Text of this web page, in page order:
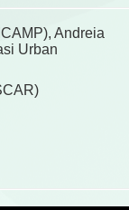
Andreia
Urban